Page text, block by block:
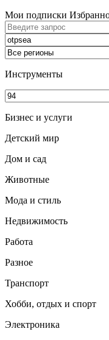
Мои подписки
Инструменты
Бизнес и услуги
Детский мир
Дом и сад
Животные
Мода и стиль
Недвижимость
Работа
Разное
Транспорт
Хобби, отдых и спорт
Электроника